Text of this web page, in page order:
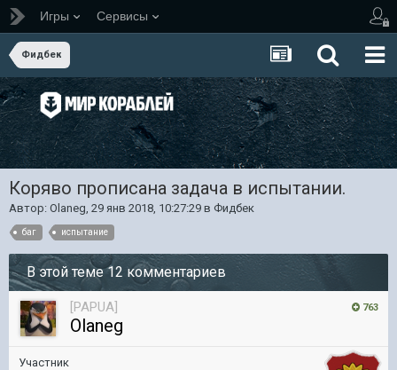
Игры Сервисы
Фидбек
Коряво прописана задача в испытании.
Автор: Olaneg, 29 янв 2018, 10:27:29 в Фидбек
баг испытание
В этой теме 12 комментариев
763
[PAPUA]
Olaneg
Участник